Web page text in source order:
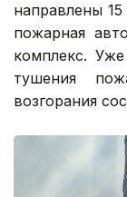
направлены
пожарная
комплекс.
тушения
возгорания